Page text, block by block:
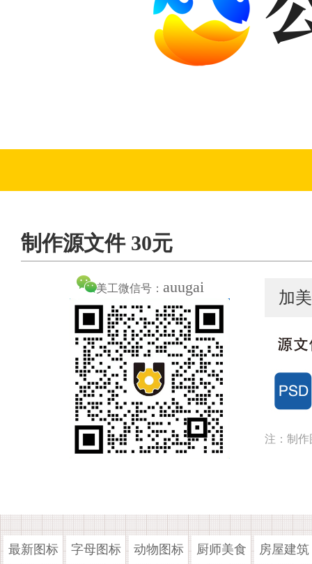
制作源文件 30元
美工微信号： auugai
加
注：制作
最新图标 字母图标 动物图标 厨师美食 房屋建筑